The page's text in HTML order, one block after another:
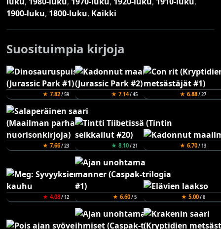
1900-luku, 1800-luku, Kaikki
Suosituimpia kirjoja
★ 7.82/ 59 ★ 7.14/ 45 ★ 6.88/ 27
★ 7.66/ 23 ★ 8.10/ 21 ★ 6.70/ 13
★ 4.08/ 12 ★ 6.60/ 5 ★ 5.00/ 6